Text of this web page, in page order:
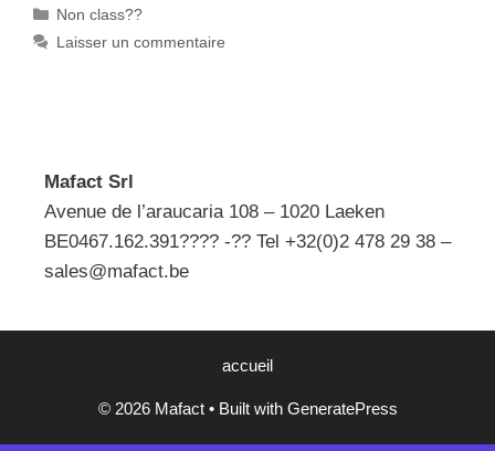
Catégories
Non class??
Laisser un commentaire
Mafact Srl
Avenue de l’araucaria 108 – 1020 Laeken
BE0467.162.391???? -?? Tel +32(0)2 478 29 38 –
sales@mafact.be
accueil
© 2026 Mafact• Built with GeneratePress